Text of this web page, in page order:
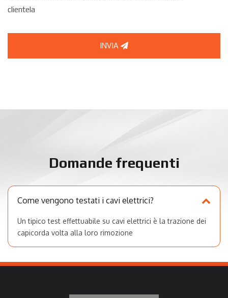
clientela
INVIA
Domande frequenti
Come vengono testati i cavi elettrici?
Un tipico test effettuabile su cavi elettrici è la trazione dei
capicorda volta alla loro rimozione
Come avviene la prova di trazione su un cavo